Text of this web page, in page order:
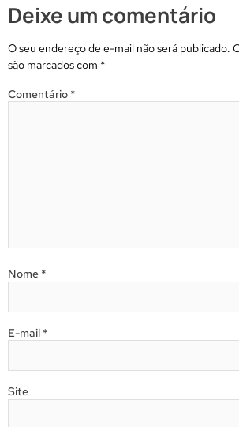
Deixe um comentário
O seu endereço de e-mail não será publicado.
são marcados com *
Comentário *
Nome *
E-mail *
Site